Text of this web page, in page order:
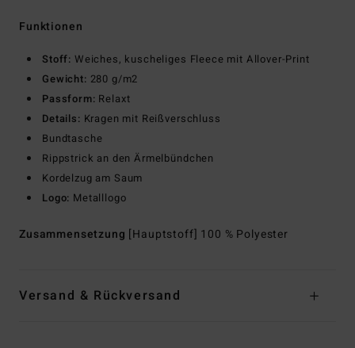
Funktionen
Stoff: Weiches, kuscheliges Fleece mit Allover-Print
Gewicht: 280 g/m2
Passform: Relaxt
Details: Kragen mit Reißverschluss
Bundtasche
Rippstrick an den Ärmelbündchen
Kordelzug am Saum
Logo: Metalllogo
Zusammensetzung [Hauptstoff] 100 % Polyester
Versand & Rückversand